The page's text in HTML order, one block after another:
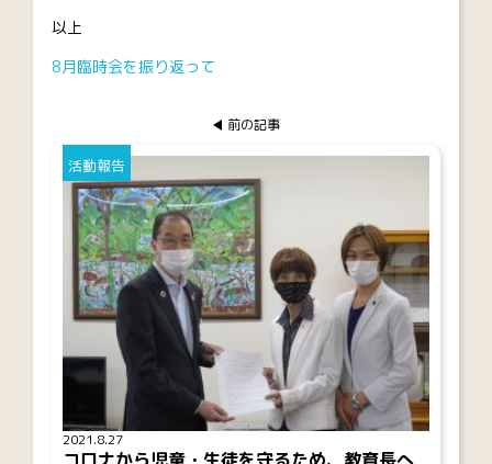
以上
8月臨時会を振り返って
前の記事
2021.8.27
活動報告
コロナから児童・生徒を守るため、教育長へ